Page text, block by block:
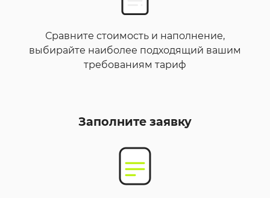
Сравните стоимость и наполнение,
выбирайте наиболее подходящий вашим
требованиям тариф
Заполните заявку